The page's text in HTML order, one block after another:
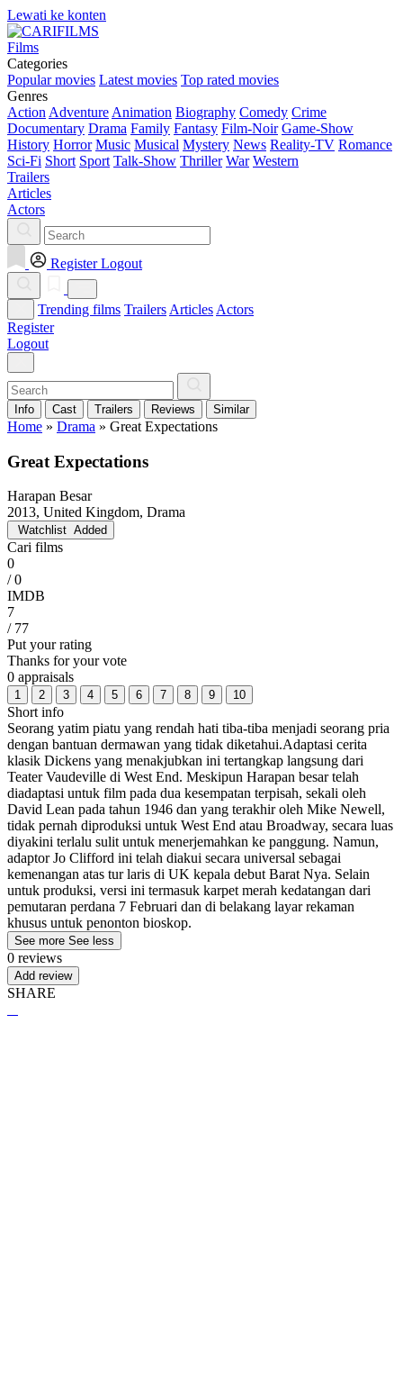
Lewati ke konten
Films
Categories
Popular movies Latest movies Top rated movies
Genres
Action Adventure Animation Biography Comedy Crime
Documentary Drama Family Fantasy Film-Noir Game-Show
History Horror Music Musical Mystery News Reality-TV Romance
Sci-Fi Short Sport Talk-Show Thriller War Western
Trailers
Articles
Actors
Register Logout
Trending films Trailers Articles Actors
Register
Logout
Info Cast Trailers Reviews Similar
Home » Drama » Great Expectations
Great Expectations
Harapan Besar
2013, United Kingdom, Drama
Watchlist Added
Cari films
0
/ 0
IMDB
7
/ 77
Put your rating
Thanks for your vote
0 appraisals
1 2 3 4 5 6 7 8 9 10
Short info
Seorang yatim piatu yang rendah hati tiba-tiba menjadi seorang pria
dengan bantuan dermawan yang tidak diketahui.Adaptasi cerita
klasik Dickens yang menakjubkan ini tertangkap langsung dari
Teater Vaudeville di West End. Meskipun Harapan besar telah
diadaptasi untuk film pada dua kesempatan terpisah, sekali oleh
David Lean pada tahun 1946 dan yang terakhir oleh Mike Newell,
tidak pernah diproduksi untuk West End atau Broadway, secara luas
diyakini terlalu sulit untuk menerjemahkan ke panggung. Namun,
adaptor Jo Clifford ini telah diakui secara universal sebagai
kemenangan atas tur laris di UK kepala debut Barat Nya. Selain
untuk produksi, versi ini termasuk karpet merah kedatangan dari
pemutaran perdana 7 Februari dan di belakang layar rekaman
khusus untuk penonton bioskop.
See more See less
0 reviews
Add review
SHARE